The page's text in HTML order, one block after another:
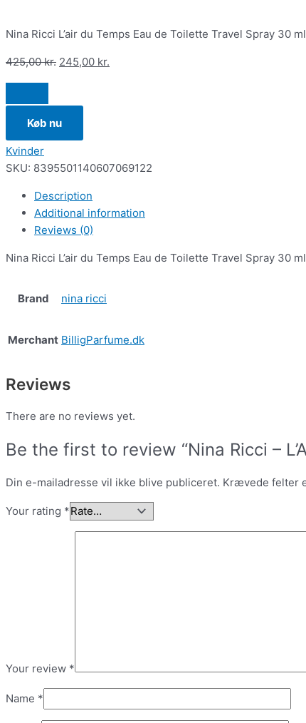
Nina Ricci L’air du Temps Eau de Toilette Travel Spray 30 ml
425,00kr. 245,00 kr.
Køb nu
Kvinder
SKU: 8395501140607069122
Description
Additional information
Reviews (0)
Nina Ricci L’air du Temps Eau de Toilette Travel Spray 30 ml
Brand nina ricci
Merchant BilligParfume.dk
Reviews
There are no reviews yet.
Be the first to review “Nina Ricci –
Din e-mailadresse vil ikke blive publiceret. Krævede felter
Your rating *
Your review *
Name *